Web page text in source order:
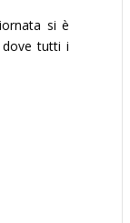
si è
dove tutti i